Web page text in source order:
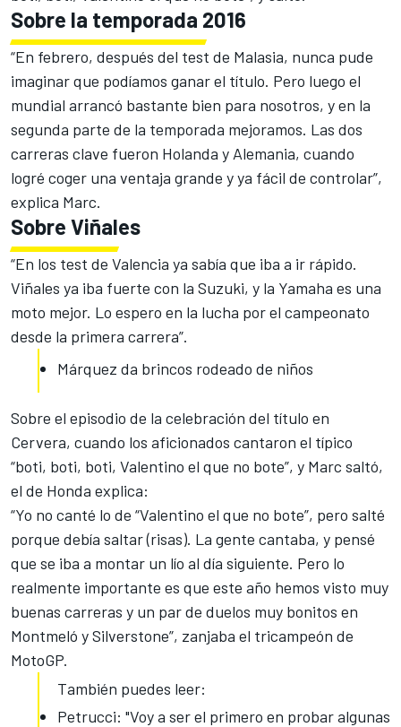
Sobre la temporada 2016
“En febrero, después del test de Malasia, nunca pude
imaginar que podíamos ganar el título. Pero luego el
mundial arrancó bastante bien para nosotros, y en la
segunda parte de la temporada mejoramos. Las dos
carreras clave fueron Holanda y Alemania, cuando
logré coger una ventaja grande y ya fácil de controlar”,
explica Marc.
Sobre Viñales
“En los test de Valencia ya sabía que iba a ir rápido.
Viñales ya iba fuerte con la Suzuki, y la Yamaha es una
moto mejor. Lo espero en la lucha por el campeonato
desde la primera carrera”.
Márquez da brincos rodeado de niños
Sobre el episodio de la celebración del título en
Cervera, cuando los aficionados cantaron el típico
“boti, boti, boti, Valentino el que no bote”, y Marc saltó,
el de Honda explica:
“Yo no canté lo de “Valentino el que no bote”, pero salté
porque debía saltar (risas). La gente cantaba, y pensé
que se iba a montar un lío al día siguiente. Pero lo
realmente importante es que este año hemos visto muy
buenas carreras y un par de duelos muy bonitos en
Montmeló y Silverstone”, zanjaba el tricampeón de
MotoGP.
También puedes leer:
Petrucci: "Voy a ser el primero en probar algunas